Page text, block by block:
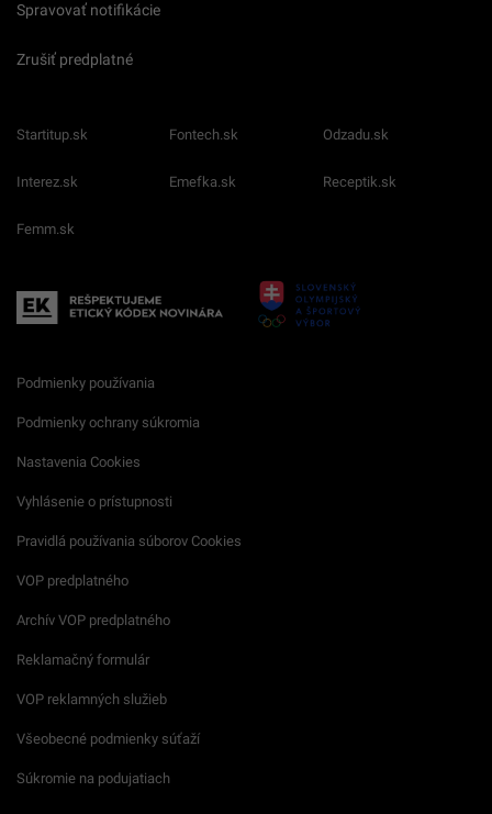
Spravovať notifikácie
Zrušiť predplatné
Startitup.sk Fontech.sk Odzadu.sk
Interez.sk Emefka.sk Receptik.sk
Femm.sk
Podmienky používania
Podmienky ochrany súkromia
Nastavenia Cookies
Vyhlásenie o prístupnosti
Pravidlá používania súborov Cookies
VOP predplatného
Archív VOP predplatného
Reklamačný formulár
VOP reklamných služieb
Všeobecné podmienky súťaží
Súkromie na podujatiach